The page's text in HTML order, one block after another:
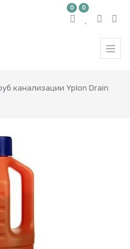
0 0
канализации Yplon Drain